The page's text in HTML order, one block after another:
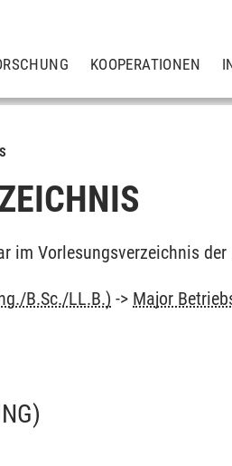
KOOPERATIONEN
im Vorlesungsverzeichnis der
B.Sc./LL.B.) -> Major